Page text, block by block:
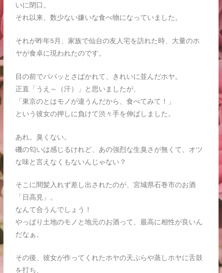
いに閉口。
それ以来、数少ない嫌いな食べ物になっていました。
それが昨年5月、家族で仙台の友人宅を訪れた時、大量のホ
ヤが食卓に現われたのです。
目の前でパパッとさばかれて、きれいに並んだホヤ。
正直「うえ～（汗）」と思いましたが、
「東京のとはモノが違うんだから、食べてみて！」
という彼女の押しに負けて渋々手を伸ばしました。
あれ。臭くない。
磯の匂いは感じるけれど、あの強烈な生臭さが無くて、オツ
な味と言えなくもないんじゃない？
そこに間髪入れず差し出されたのが、宮城県石巻市のお酒
「日高見」。
なんて合うんでしょう！
やっぱり土地のモノと地元のお酒って、最高に相性が良いん
だなぁ。
その後、彼女が作ってくれたホヤの天ぷらや蒸しホヤに舌鼓
を打ち、